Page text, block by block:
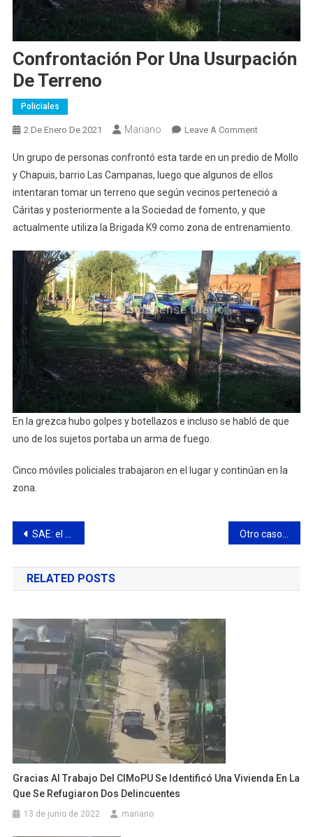
Confrontación Por Una Usurpación
De Terreno
Policiales
2 De Enero De 2021 Mariano Leave A CommentOn
Por
Una
Usurpación
De
Terreno
Un grupo de personas confrontó esta tarde en un predio de Mollo
y Chapuis, barrio Las Campanas, luego que algunos de ellos
intentaran tomar un terreno que según vecinos perteneció a
Cáritas y posteriormente a la Sociedad de fomento, y que
actualmente utiliza la Brigada K9 como zona de entrenamiento.
En la grezca hubo golpes y botellazos e incluso se habló de que
uno de los sujetos portaba un arma de fuego.
Cinco móviles policiales trabajaron en el lugar y continúan en la
zona.
Navegación
de
entradas
SAE: el Municipio también coordinó la entrega de alimentos en la isla
RELATED POSTS
Gracias Al Trabajo Del CIMoPU Se Identificó Una Vivienda En La
Que Se Refugiaron Dos Delincuentes
13 de junio de 2022 mariano